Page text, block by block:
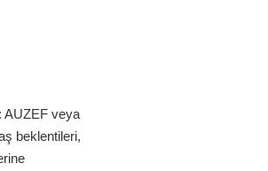
AUZEF veya
beklentileri,